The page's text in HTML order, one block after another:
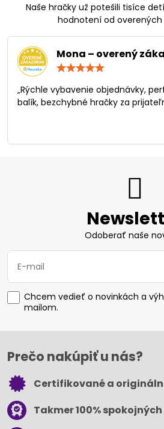
Naše hračky už potešili tisíce
hodnotení od overených
Mona – overený
/
5
„Rýchle vybavenie objednávky,
balík, bezchybné hračky za
Odoberať naše
Chcem vedieť o novinkách a
mailom.
Prečo nakúpiť u nás?
Certifikované a
Takmer 100%